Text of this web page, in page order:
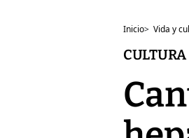
Inicio> Vida y
CULTURA